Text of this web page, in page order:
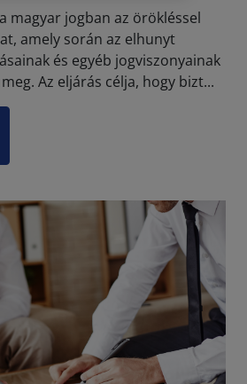
magyar jogban az örökléssel
amely során az elhunyt
és egyéb jogviszonyainak
Az eljárás célja, hogy bizt...